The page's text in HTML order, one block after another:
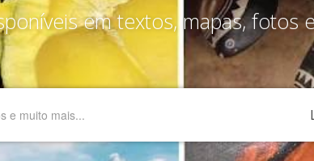
em textos, mapas, fotos